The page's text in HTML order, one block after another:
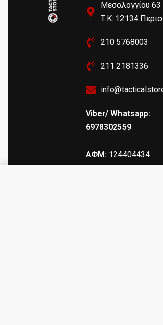
Μεσολογγίου 63
Τ.Κ: 12134
210 5768003
211 2181336
Viber/ Whatsapp:
6978302559
ΑΦΜ: 124404434
ΓΕΜΗ: